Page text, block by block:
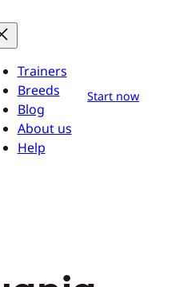
Trainers
Breeds
Blog
About us
Help
Start now